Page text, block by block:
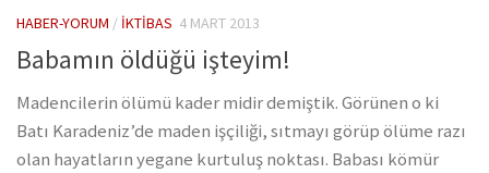
HABER-YORUM / İKTIBAS 4 MART 2013
Babamın öldüğü işteyim!
Madencilerin ölümü kader midir demiştik. Görünen o ki
Batı Karadeniz’de maden işçiliği, sıtmayı görüp ölüme razı
olan hayatların yegane kurtuluş noktası. Babası kömür